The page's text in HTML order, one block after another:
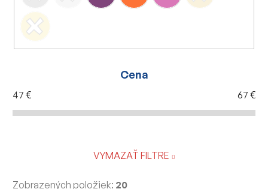
Cena
47 € 67 €
VYMAZAŤ FILTRE
Zobrazených položiek: 20